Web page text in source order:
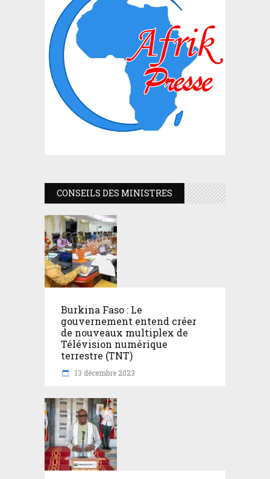
CONSEILS DES MINISTRES
Burkina Faso : Le
gouvernement entend créer
de nouveaux multiplex de
Télévision numérique
terrestre (TNT)
13 décembre 2023